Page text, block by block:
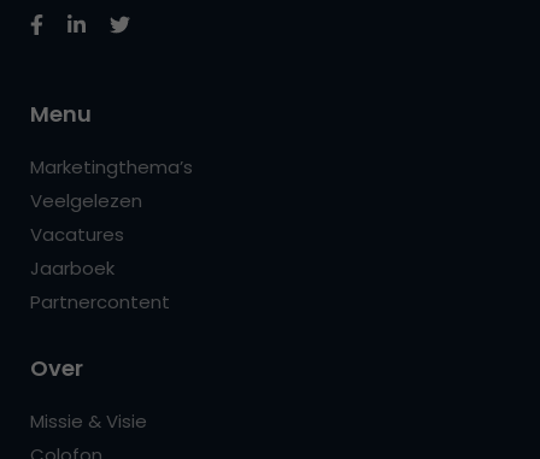
Menu
Marketingthema’s
Veelgelezen
Vacatures
Jaarboek
Partnercontent
Over
Missie & Visie